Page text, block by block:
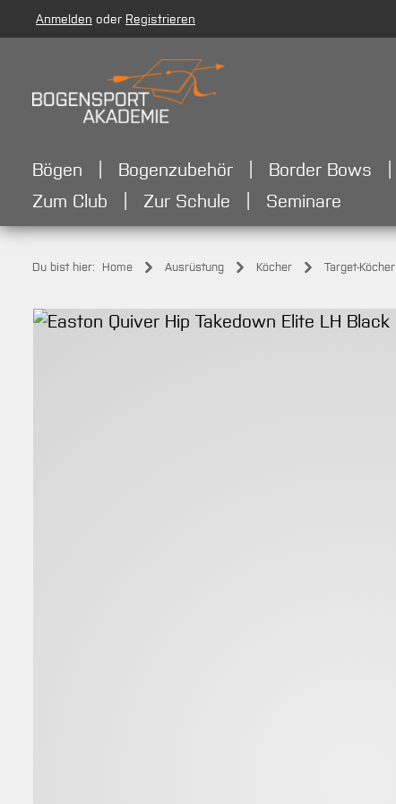
Hauptinhalt springen
Zur Suche springen
Zur Hauptnavigation springen
Anmelden oder Registrieren
Bögen Bogenzubehör Border Bows
Zum Club
Zur Schule Seminare
Du bist hier: Home Ausrüstung Köcher Target-Köcher
Bildergalerie überspringen